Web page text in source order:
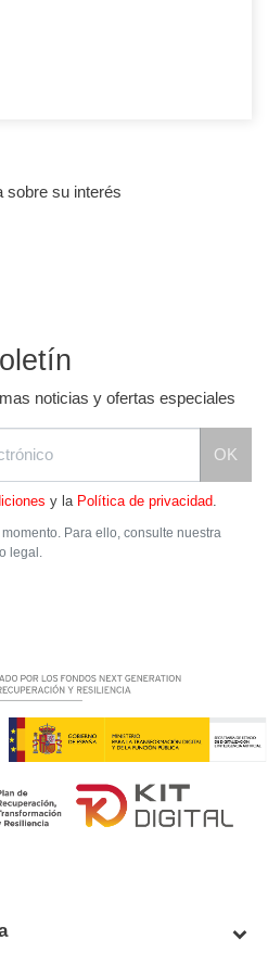
sobre su interés
noticias y ofertas especiales
OK
y la Política de privacidad
Para ello, consulte nuestra
legal.